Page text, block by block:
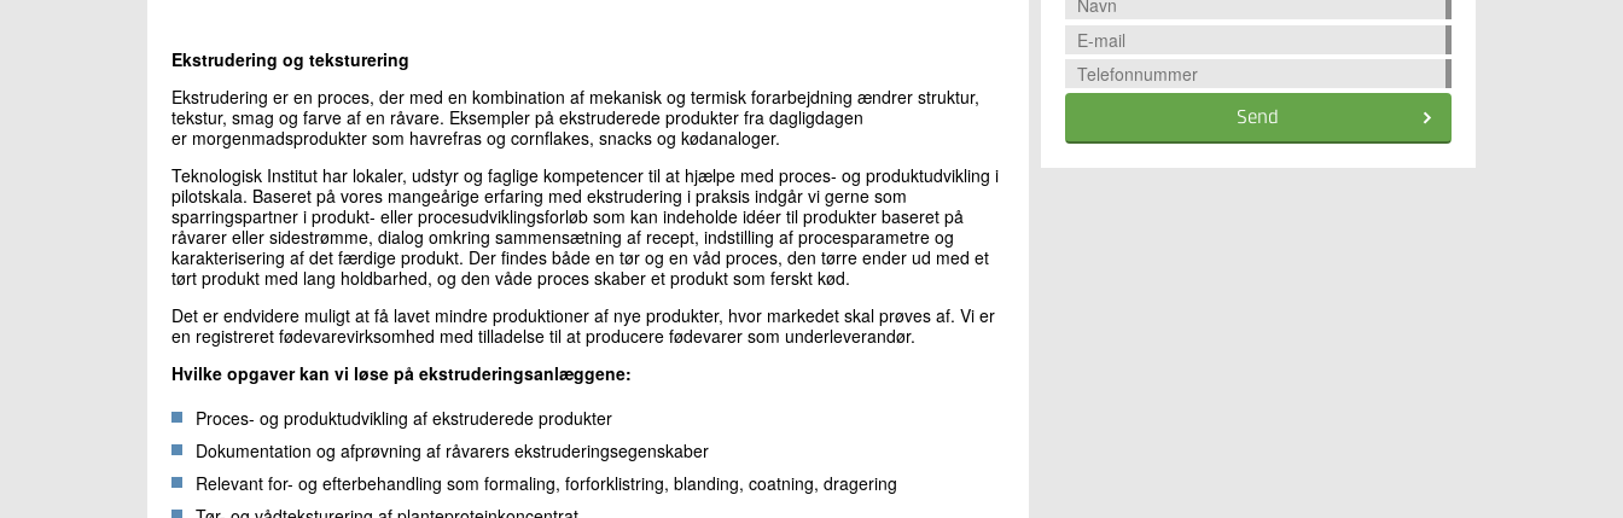
Ekstrudering og teksturering
Ekstrudering er en proces, der med en kombination af mekanisk og termisk forarbejdning ændrer struktur,
tekstur, smag og farve af en råvare. Eksempler på ekstruderede produkter fra dagligdagen
er morgenmadsprodukter som havrefras og cornflakes, snacks og kødanaloger.
Teknologisk Institut har lokaler, udstyr og faglige kompetencer til at hjælpe med proces- og produktudvikling i
pilotskala. Baseret på vores mangeårige erfaring med ekstrudering i praksis indgår vi gerne som
sparringspartner i produkt- eller procesudviklingsforløb som kan indeholde idéer til produkter baseret på
råvarer eller sidestrømme, dialog omkring sammensætning af recept, indstilling af procesparametre og
karakterisering af det færdige produkt. Der findes både en tør og en våd proces, den tørre ender ud med et
tørt produkt med lang holdbarhed, og den våde proces skaber et produkt som ferskt kød.
Det er endvidere muligt at få lavet mindre produktioner af nye produkter, hvor markedet skal prøves af. Vi er
en registreret fødevarevirksomhed med tilladelse til at producere fødevarer som underleverandør.
Hvilke opgaver kan vi løse på ekstruderingsanlæggene:
Proces- og produktudvikling af ekstruderede produkter
Dokumentation og afprøvning af råvarers ekstruderingsegenskaber
Relevant for- og efterbehandling som formaling, forforklistring, blanding, coatning, dragering
Send